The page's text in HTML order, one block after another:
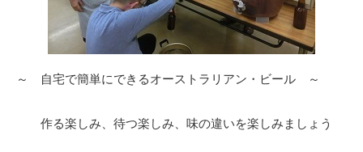
～ 自宅で簡単にできるオーストラリアン・ビール ～
作る楽しみ、待つ楽しみ、味の違いを楽しみましょう